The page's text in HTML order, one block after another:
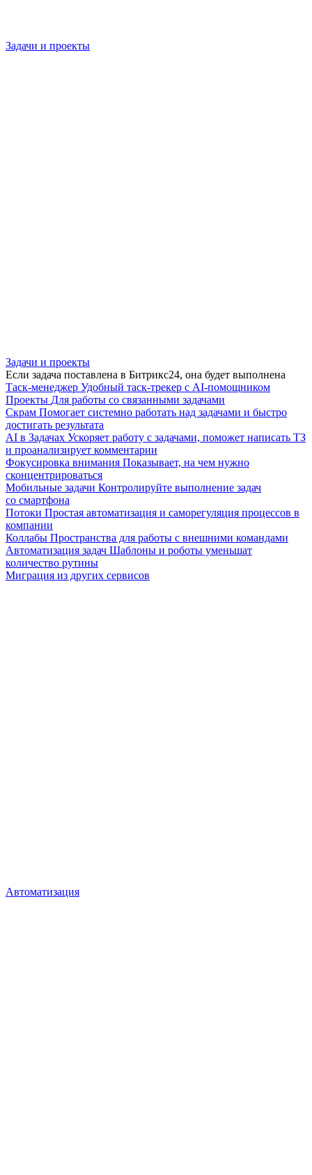
Задачи и проекты
Задачи и проекты
Если задача поставлена в Битрикс24, она будет выполнена
Таск-менеджер Удобный таск-трекер с AI-помощником
Проекты Для работы со связанными задачами
Скрам Помогает системно работать над задачами и быстро
достигать результата
AI в Задачах Ускоряет работу с задачами, поможет написать ТЗ
и проанализирует комментарии
Фокусировка внимания Показывает, на чем нужно
сконцентрироваться
Мобильные задачи Контролируйте выполнение задач
со смартфона
Потоки Простая автоматизация и саморегуляция процессов в
компании
Коллабы Пространства для работы с внешними командами
Автоматизация задач Шаблоны и роботы уменьшат
количество рутины
Миграция из других сервисов
Автоматизация